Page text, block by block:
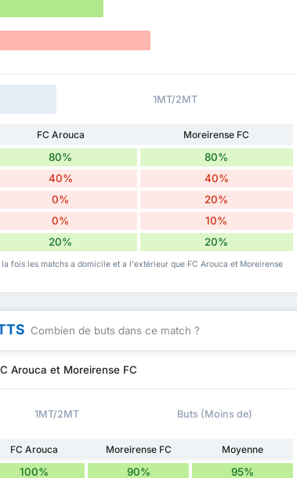
1MT/2MT
FC Arouca
Moreirense FC
80% 80%
40% 40%
0% 20%
0% 10%
20% 20%
fois les matchs a domicile et a l'extérieur que FC Arouca et Moreirense
Combien de buts dans ce match ?
Arouca et Moreirense FC
1MT/2MT Buts (Moins de)
FC Arouca Moreirense FC
Moyenne
100% 90% 95%